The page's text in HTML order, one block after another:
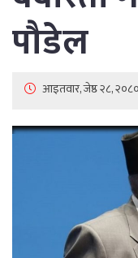
पौडेल
आइतवार, जेष्ठ २८, २०८०